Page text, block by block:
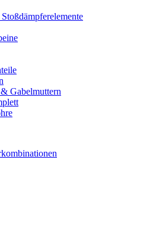
Gabelmuttern